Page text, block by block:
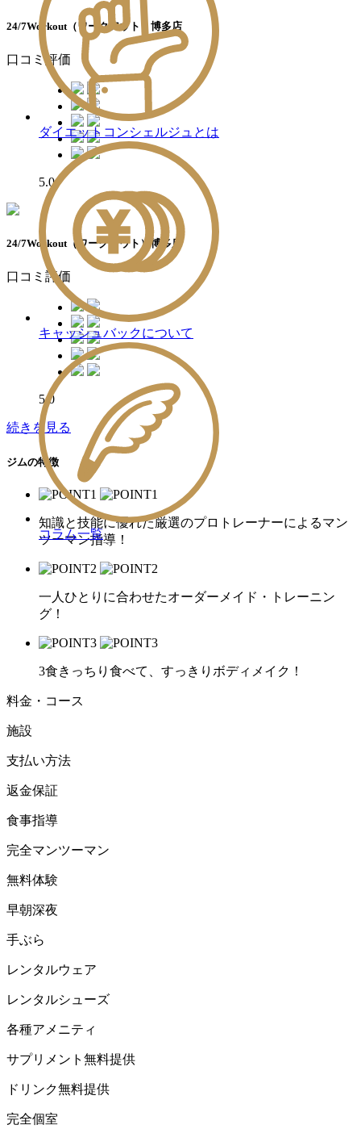
ダイエットコンシェルジュとは
キャッシュバックについて
コラム一覧
24/7Workout（ワークアウト）博多店
口コミ評価
5.0
24/7Workout（ワークアウト）博多店
口コミ評価
5.0
続きを見る
ジムの特徴
知識と技能に優れた厳選のプロトレーナーによるマン
ツーマン指導！
一人ひとりに合わせたオーダーメイド・トレーニン
グ！
3食きっちり食べて、すっきりボディメイク！
料金・コース
施設
支払い方法
返金保証
食事指導
完全マンツーマン
無料体験
早朝深夜
手ぶら
レンタルウェア
レンタルシューズ
各種アメニティ
サプリメント無料提供
ドリンク無料提供
完全個室